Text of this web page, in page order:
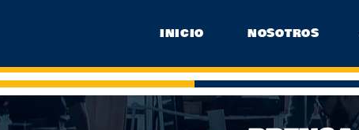
INICIO NOSOTROS